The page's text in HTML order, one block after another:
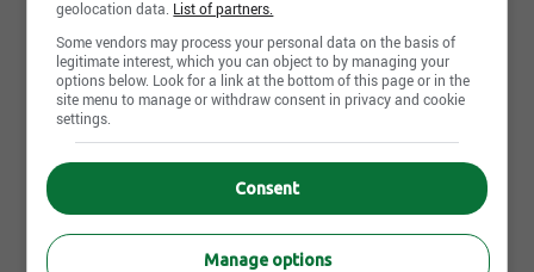
Dès l'embauche, les nouveaux employés sont
Partager cette page
geolocation data. List of partners.
Some vendors may process your personal data on the basis of
legitimate interest, which you can object to by managing your
options below. Look for a link at the bottom of this page or in the
site menu to manage or withdraw consent in privacy and cookie
settings.
Consent
Manage options